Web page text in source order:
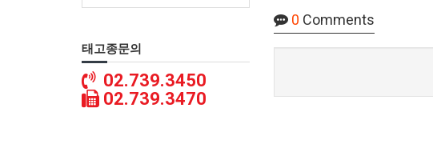
0 Comments
태고종문의
02.739.3450
02.739.3470